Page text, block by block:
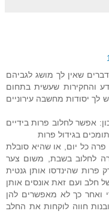
שאין לך מושג לגביהם
והחקירות שעשית בתחום
לך יסודות מחשבה עירוניים
אפשר לחלוב פרות בידיים
בגידול פרות
פרה כל יום, או שהיא סובלת
לחלוב בשבת, משום צער
פרות שהינדסו אותן גנטית
של חלב ועם זאת אונסים אותן
ואחר כך לא מאפשרים להן
חווה לוקחות את החלב